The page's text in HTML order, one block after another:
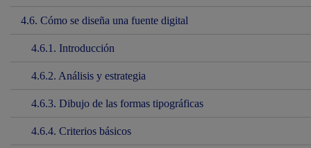
4.6. Cómo se diseña una fuente digital
4.6.1. Introducción
4.6.2. Análisis y estrategia
4.6.3. Dibujo de las formas tipográficas
4.6.4. Criterios básicos